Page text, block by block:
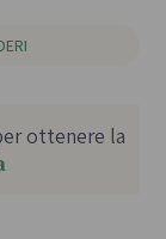
ottenere la